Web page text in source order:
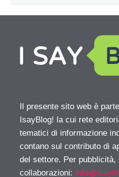
Il presente sito web è
IsayBlog! la cui rete
tematici di informazione
contano sul contributo di
del settore. Per pubblicità,
collaborazioni: